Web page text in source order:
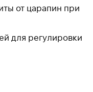
от царапин при
для регулировки